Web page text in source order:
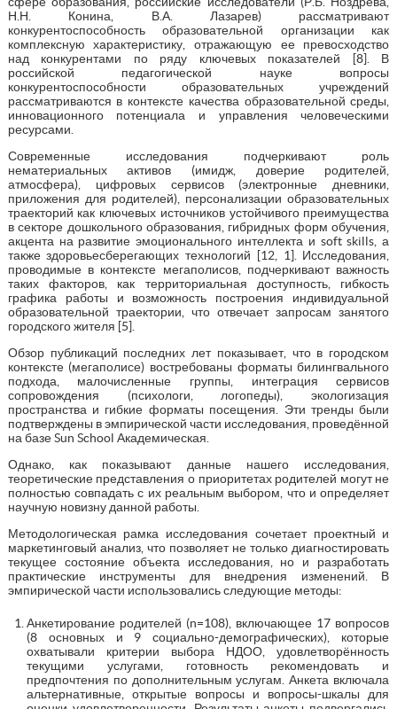
Н.Н. Конина, В.А. Лазарев) рассматривают
конкурентоспособность образовательной организации как
комплексную характеристику, отражающую ее превосходство
над конкурентами по ряду ключевых показателей [8]. В
российской педагогической науке вопросы
конкурентоспособности образовательных учреждений
рассматриваются в контексте качества образовательной среды,
инновационного потенциала и управления человеческими
ресурсами.
Современные исследования подчеркивают роль
нематериальных активов (имидж, доверие родителей,
атмосфера), цифровых сервисов (электронные дневники,
приложения для родителей), персонализации образовательных
траекторий как ключевых источников устойчивого преимущества
в секторе дошкольного образования, гибридных форм обучения,
акцента на развитие эмоционального интеллекта и soft skills, а
также здоровьесберегающих технологий [12, 1]. Исследования,
проводимые в контексте мегаполисов, подчеркивают важность
таких факторов, как территориальная доступность, гибкость
графика работы и возможность построения индивидуальной
образовательной траектории, что отвечает запросам занятого
городского жителя [5].
Обзор публикаций последних лет показывает, что в городском
контексте (мегаполисе) востребованы форматы билингвального
подхода, малочисленные группы, интеграция сервисов
сопровождения (психологи, логопеды), экологизация
пространства и гибкие форматы посещения. Эти тренды были
подтверждены в эмпирической части исследования, проведённой
на базе Sun School Академическая.
Однако, как показывают данные нашего исследования,
теоретические представления о приоритетах родителей могут не
полностью совпадать с их реальным выбором, что и определяет
научную новизну данной работы.
Методологическая рамка исследования сочетает проектный и
маркетинговый анализ, что позволяет не только диагностировать
текущее состояние объекта исследования, но и разработать
практические инструменты для внедрения изменений. В
эмпирической части использовались следующие методы:
Анкетирование родителей (n=108), включающее 17 вопросов
(8 основных и 9 социально-демографических), которые
охватывали критерии выбора НДОО, удовлетворённость
текущими услугами, готовность рекомендовать и
предпочтения по дополнительным услугам. Анкета включала
альтернативные, открытые вопросы и вопросы-шкалы для